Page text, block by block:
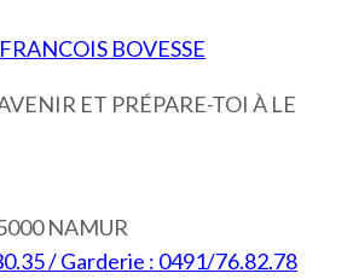
BOVESSE
ET PRÉPARE-TOI À LE
NAMUR
/ Garderie : 0491/76.82.78